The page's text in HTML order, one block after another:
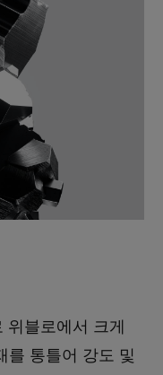
블로에서 크게
를 통틀어 강도 및